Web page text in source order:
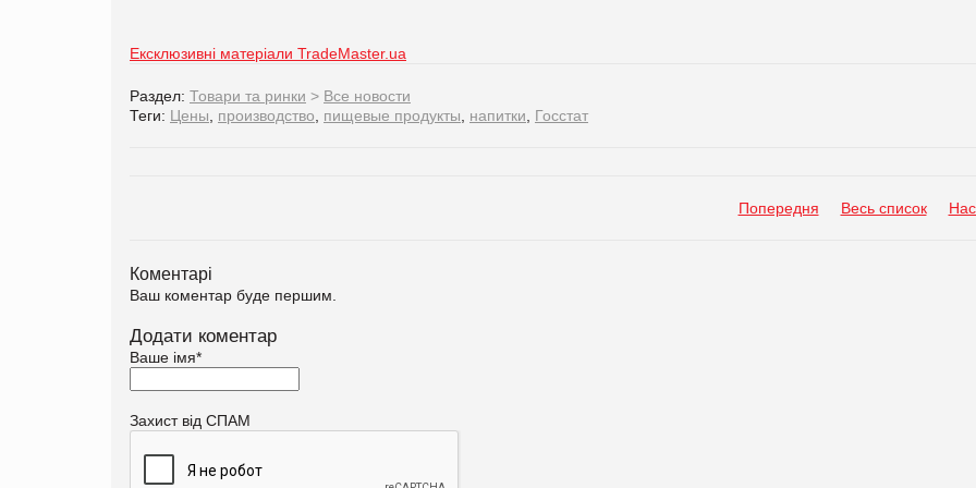
Ексклюзивні матеріали TradeMaster.ua
Раздел: Товари та ринки > Все новости
Теги: Цены производство пищевые продукты напитки Госстат
Попередня Весь список
Коментарі
Ваш коментар буде першим.
Додати коментар
Ваше імя*
Захист від СПАМ